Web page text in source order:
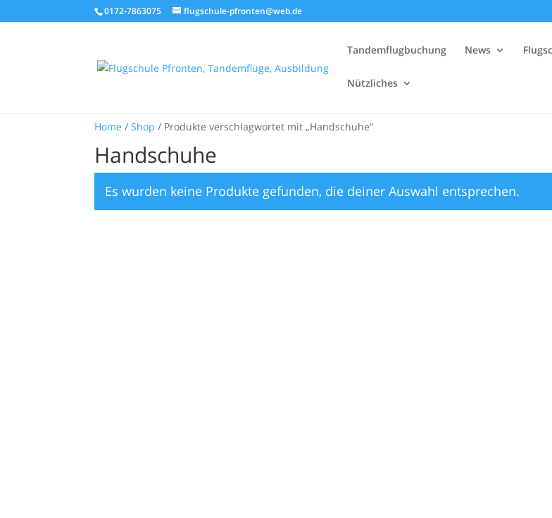
0172-7863075 flugschule-pfronten@web.de
Tandemflugbuchung News
Nützliches
Home /Shop / Produkte verschlagwortet mit „Handschuhe“
Handschuhe
Es wurden keine Produkte gefunden, die deiner Auswahl entsprechen.